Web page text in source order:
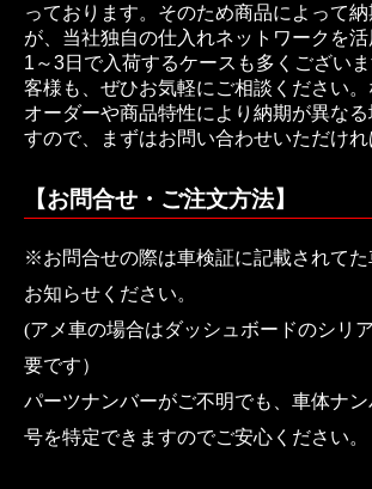
っております。そのため商品によって
が、当社独自の仕入れネットワークを活
1～3日で入荷するケースも多くござい
客様も、ぜひお気軽にご相談ください
オーダーや商品特性により納期が異なる
すので、まずはお問い合わせいただけれ
【お問合せ・ご注文方法】
※お問合せの際は車検証に記載されて
お知らせください。
(アメ車の場合はダッシュボードのシリ
要です）
パーツナンバーがご不明でも、車体ナ
号を特定できますのでご安心ください。